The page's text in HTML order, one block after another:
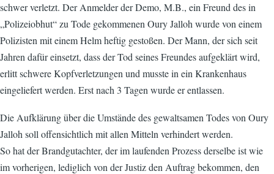
schwer verletzt. Der Anmelder der Demo, M.B., ein Freund des in
„Polizeiobhut“ zu Tode gekommenen Oury Jalloh wurde von einem
Polizisten mit einem Helm heftig gestoßen. Der Mann, der sich seit
Jahren dafür einsetzt, dass der Tod seines Freundes aufgeklärt wird,
erlitt schwere Kopfverletzungen und musste in ein Krankenhaus
eingeliefert werden. Erst nach 3 Tagen wurde er entlassen.
Die Aufklärung über die Umstände des gewaltsamen Todes von Oury
Jalloh soll offensichtlich mit allen Mitteln verhindert werden.
So hat der Brandgutachter, der im laufenden Prozess derselbe ist wie
im vorherigen, lediglich von der Justiz den Auftrag bekommen, den